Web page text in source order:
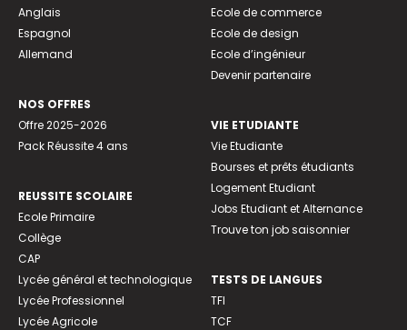
Anglais
Espagnol
Allemand
NOS OFFRES
Offre 2025-2026
Pack Réussite 4 ans
REUSSITE SCOLAIRE
Ecole Primaire
Collège
CAP
Lycée général et technologique
Lycée Professionnel
Lycée Agricole
Ecole de commerce
Ecole de design
Ecole d’ingénieur
Devenir partenaire
VIE ETUDIANTE
Vie Etudiante
Bourses et prêts étudiants
Logement Etudiant
Jobs Etudiant et Alternance
Trouve ton job saisonnier
TESTS DE LANGUES
TFI
TCF